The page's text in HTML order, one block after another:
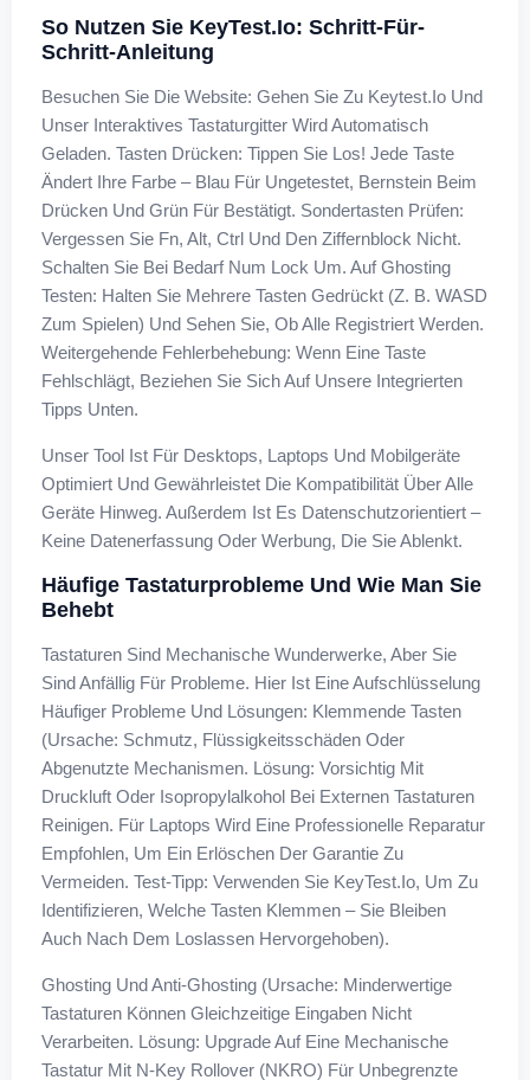
So Nutzen Sie KeyTest.io: Schritt-Für-
Schritt-Anleitung
Besuchen Sie Die Website: Gehen Sie Zu Keytest.io Und
Unser Interaktives Tastaturgitter Wird Automatisch
Geladen. Tasten Drücken: Tippen Sie Los! Jede Taste
Ändert Ihre Farbe – Blau Für Ungetestet, Bernstein Beim
Drücken Und Grün Für Bestätigt. Sondertasten Prüfen:
Vergessen Sie Fn, Alt, Ctrl Und Den Ziffernblock Nicht.
Schalten Sie Bei Bedarf Num Lock Um. Auf Ghosting
Testen: Halten Sie Mehrere Tasten Gedrückt (z. B. WASD
Zum Spielen) Und Sehen Sie, Ob Alle Registriert Werden.
Weitergehende Fehlerbehebung: Wenn Eine Taste
Fehlschlägt, Beziehen Sie Sich Auf Unsere Integrierten
Tipps Unten.
Unser Tool Ist Für Desktops, Laptops Und Mobilgeräte
Optimiert Und Gewährleistet Die Kompatibilität Über Alle
Geräte Hinweg. Außerdem Ist Es Datenschutzorientiert –
Keine Datenerfassung Oder Werbung, Die Sie Ablenkt.
Häufige Tastaturprobleme Und Wie Man Sie
Behebt
Tastaturen Sind Mechanische Wunderwerke, Aber Sie
Sind Anfällig Für Probleme. Hier Ist Eine Aufschlüsselung
Häufiger Probleme Und Lösungen: Klemmende Tasten
(Ursache: Schmutz, Flüssigkeitsschäden Oder
Abgenutzte Mechanismen. Lösung: Vorsichtig Mit
Druckluft Oder Isopropylalkohol Bei Externen Tastaturen
Reinigen. Für Laptops Wird Eine Professionelle Reparatur
Empfohlen, Um Ein Erlöschen Der Garantie Zu
Vermeiden. Test-Tipp: Verwenden Sie KeyTest.io, Um Zu
Identifizieren, Welche Tasten Klemmen – Sie Bleiben
Auch Nach Dem Loslassen Hervorgehoben).
Ghosting Und Anti-Ghosting (Ursache: Minderwertige
Tastaturen Können Gleichzeitige Eingaben Nicht
Verarbeiten. Lösung: Upgrade Auf Eine Mechanische
Tastatur Mit N-Key Rollover (NKRO) Für Unbegrenzte